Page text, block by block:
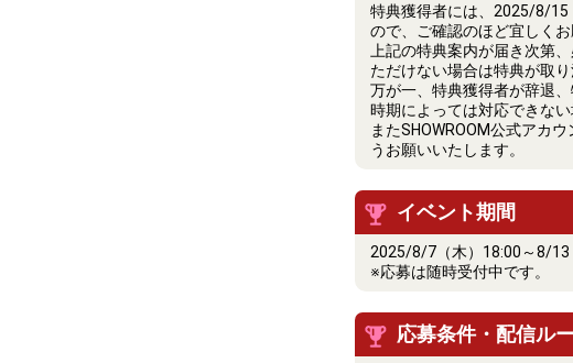
特典獲得者には、2025/8/15
ので、ご確認のほど宜しくお
上記の特典案内が届き次第
ただけない場合は特典が取
万が一、特典獲得者が辞退
時期によっては対応できない
またSHOWROOM公式アカ
うお願いいたします。
イベント期間
2025/8/7（木）18:00～8/13
※応募は随時受付中です。
応募条件・配信ル